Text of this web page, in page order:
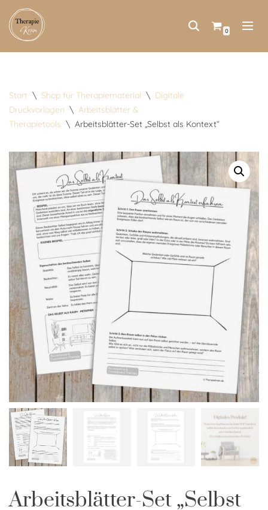
Zum
0
Start \ Shop für Therapiematerial \ Digitale
Druckvorlagen \ Arbeitsblätter &
Therapietools \ Arbeitsblätter-Set „Selbst als Kontext“
Arbeitsblätter-Set „Selbst